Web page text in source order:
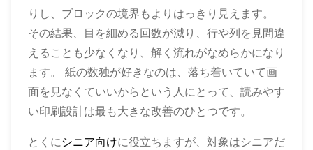
りし、ブロックの境界もよりはっきり見えます。
その結果、目を細める回数が減り、行や列を見間違
えることも少なくなり、解く流れがなめらかになり
ます。 紙の数独が好きなのは、落ち着いていて画
面を見なくていいからという人にとって、読みやす
い印刷設計は最も大きな改善のひとつです。
とくにシニア向けに役立ちますが、対象はシニアだ